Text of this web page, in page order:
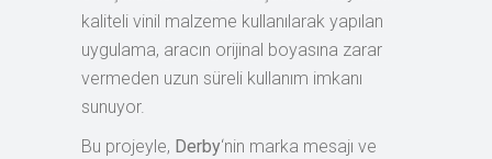
kaliteli vinil malzeme kullanılarak yapılan
uygulama, aracın orijinal boyasına zarar
vermeden uzun süreli kullanım imkanı
sunuyor.
Bu projeyle, Derby‘nin marka mesajı ve